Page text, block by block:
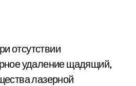
отсутствии
удаление щадящий,
лазерной